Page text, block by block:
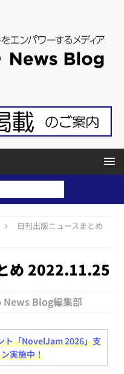
日刊出版ニュースまとめ
め 2022.11.25
News Blog編集部
ト「NovelJam 2026」支
実施中！